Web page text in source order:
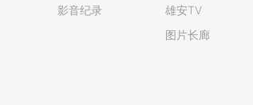
影音纪录
雄安TV
图片长廊